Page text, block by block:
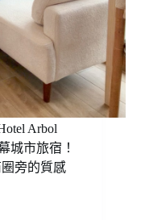
Arbol
城市旅宿！
旁的質感